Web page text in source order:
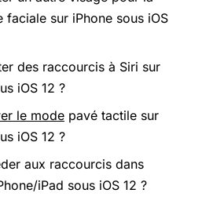
faciale sur iPhone sous iOS
des raccourcis à Siri sur
iOS 12 ?
le mode pavé tactile sur
iOS 12 ?
aux raccourcis dans
iPad sous iOS 12 ?